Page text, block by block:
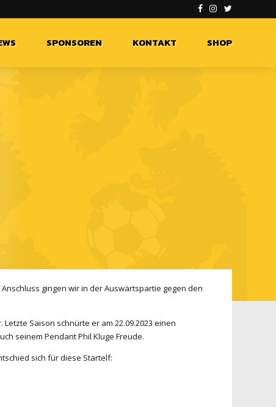
SPONSOREN KONTAKT SHOP
gingen wir in der Auswärtspartie gegen den
Saison schnürte er am 22.09.2023 einen
seinem Pendant Phil Kluge Freude.
sich für diese Startelf: